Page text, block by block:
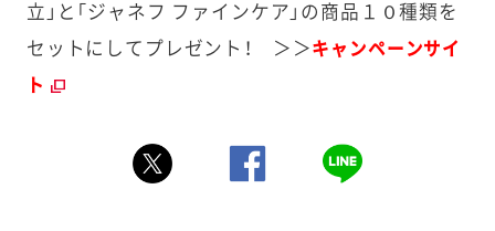
立」と「ジャネフ ファインケア」の商品１０種類を
セットにしてプレゼント！ ＞＞キャンペーンサイ
ト